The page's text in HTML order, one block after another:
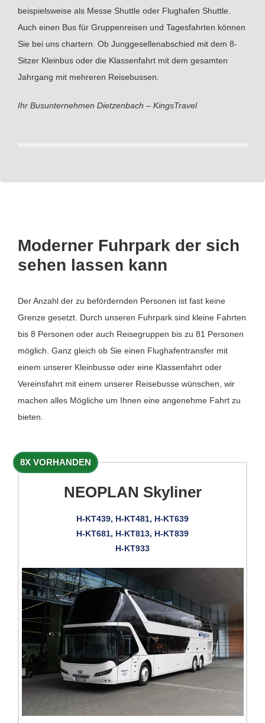
beispielsweise als Messe Shuttle oder Flughafen Shuttle.
Auch einen Bus für Gruppenreisen und Tagesfahrten können
Sie bei uns chartern. Ob Junggesellenabschied mit dem 8-
Sitzer Kleinbus oder die Klassenfahrt mit dem gesamten
Jahrgang mit mehreren Reisebussen.
Ihr Busunternehmen Dietzenbach – KingsTravel
Moderner Fuhrpark der sich
sehen lassen kann
Der Anzahl der zu befördernden Personen ist fast keine
Grenze gesetzt. Durch unseren Fuhrpark sind kleine Fahrten
bis 8 Personen oder auch Reisegruppen bis zu 81 Personen
möglich. Ganz gleich ob Sie einen Flughafentransfer mit
einem unserer Kleinbusse oder eine Klassenfahrt oder
Vereinsfahrt mit einem unserer Reisebusse wünschen, wir
machen alles Mögliche um Ihnen eine angenehme Fahrt zu
bieten.
8X VORHANDEN
NEOPLAN Skyliner
H-KT439, H-KT481, H-KT639
H-KT681, H-KT813, H-KT839
H-KT933